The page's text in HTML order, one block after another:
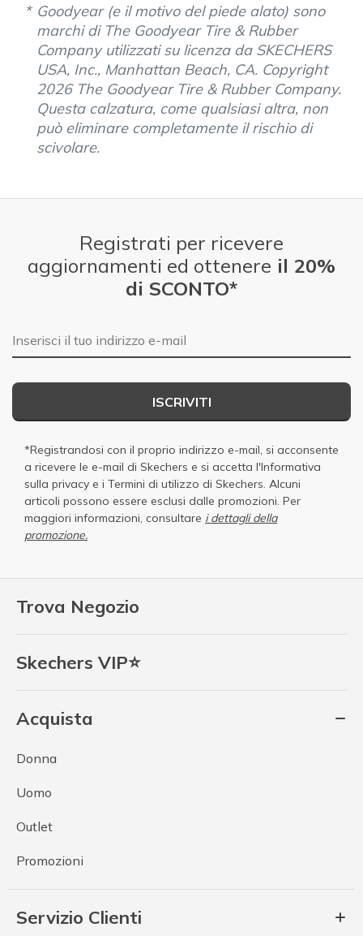
Goodyear (e il motivo del piede alato) sono
marchi di The Goodyear Tire & Rubber
Company utilizzati su licenza da SKECHERS
USA, Inc., Manhattan Beach, CA. Copyright
2026 The Goodyear Tire & Rubber Company.
Questa calzatura, come qualsiasi altra, non
può eliminare completamente il rischio di
scivolare.
Trova Negozio
Skechers VIP⭐
Acquista
Donna
Uomo
Outlet
Promozioni
Servizio Clienti
Registrati per ricevere
aggiornamenti ed ottenere il 20%
di SCONTO*
E-mail
ISCRIVITI
*Registrandosi con il proprio indirizzo e-mail, si acconsente
a ricevere le e-mail di Skechers e si accetta l'Informativa
sulla privacy e i Termini di utilizzo di Skechers. Alcuni
articoli possono essere esclusi dalle promozioni. Per
maggiori informazioni, consultare i dettagli della
promozione.